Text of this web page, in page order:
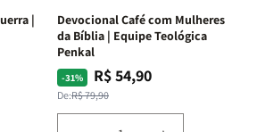
|
Devocional Café com Mulheres
da Bíblia | Equipe Teológica
Penkal
-31%
Preço
normal
De:R$ 79,90
Preço
promocional
R$ 54,90